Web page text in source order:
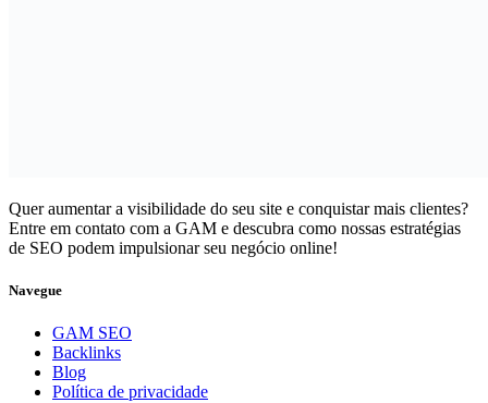
Quer aumentar a visibilidade do seu site e conquistar mais clientes?
Entre em contato com a GAM e descubra como nossas estratégias
de SEO podem impulsionar seu negócio online!
Navegue
GAM SEO
Backlinks
Blog
Política de privacidade